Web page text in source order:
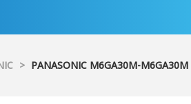
> PANASONIC M6GA30M-M6GA30M